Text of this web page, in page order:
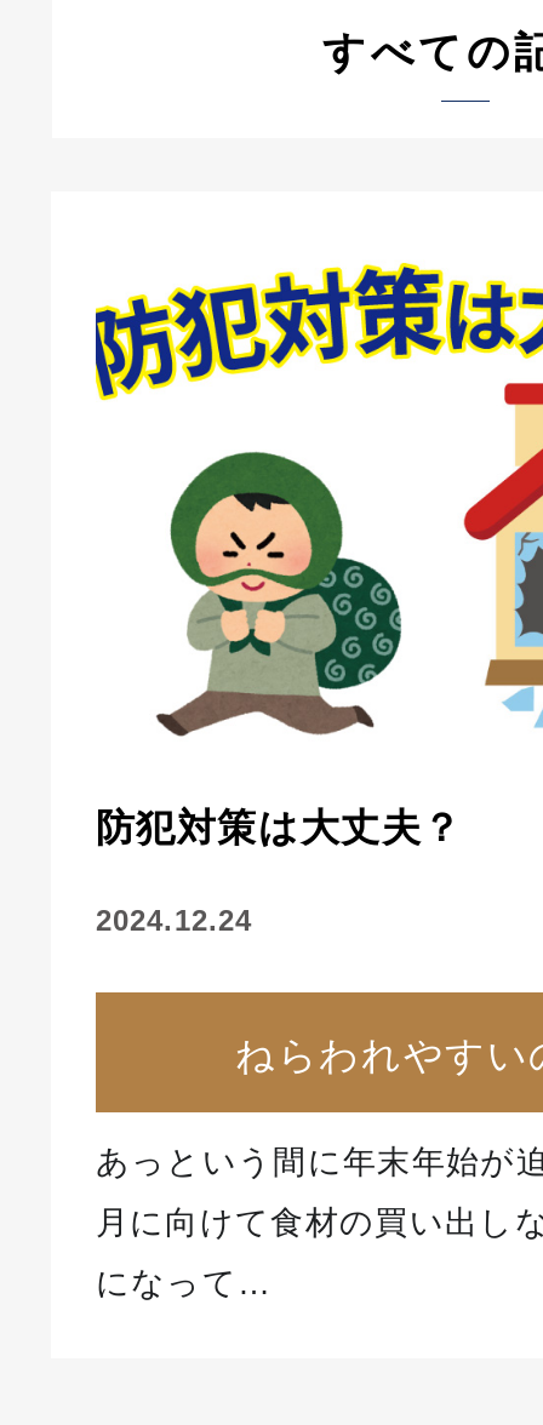
すべての
防犯対策は大丈夫？
2024.12.24
ねらわれやすい
あっという間に年末年始が
月に向けて食材の買い出し
になって…